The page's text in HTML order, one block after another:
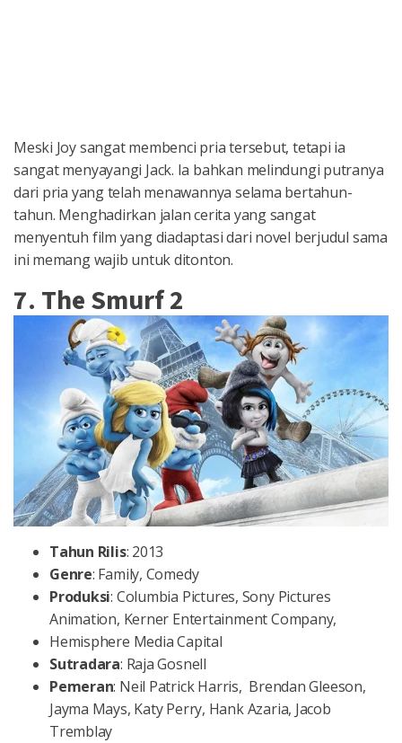
Meski Joy sangat membenci pria tersebut, tetapi ia
sangat menyayangi Jack. Ia bahkan melindungi putranya
dari pria yang telah menawannya selama bertahun-
tahun. Menghadirkan jalan cerita yang sangat
menyentuh film yang diadaptasi dari novel berjudul sama
ini memang wajib untuk ditonton.
7. The Smurf 2
Tahun Rilis: 2013
Genre: Family, Comedy
Produksi: Columbia Pictures, Sony Pictures
Animation, Kerner Entertainment Company,
Hemisphere Media Capital
Sutradara: Raja Gosnell
Pemeran: Neil Patrick Harris, Brendan Gleeson,
Jayma Mays, Katy Perry, Hank Azaria, Jacob
Tremblay